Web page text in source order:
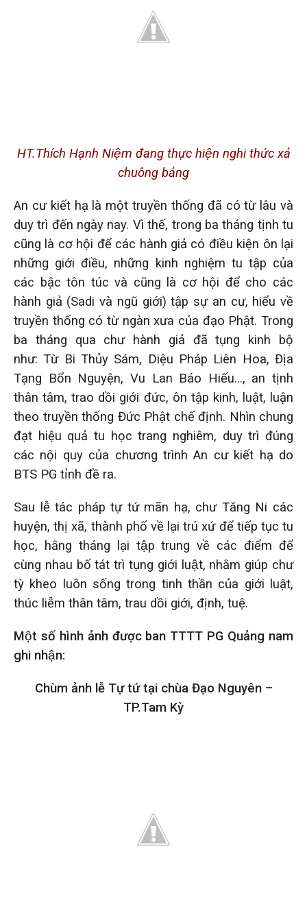
HT.Thích Hạnh Niệm đang thực hiện nghi thức xả
chuông bảng
An cư kiết hạ là một truyền thống đã có từ lâu và
duy trì đến ngày nay. Vì thế, trong ba tháng tịnh tu
cũng là cơ hội để các hành giả có điều kiện ôn lại
những giới điều, những kinh nghiệm tu tập của
các bậc tôn túc và cũng là cơ hội để cho các
hành giả (Sadi và ngũ giới) tập sự an cư, hiểu về
truyền thống có từ ngàn xưa của đạo Phật. Trong
ba tháng qua chư hành giả đã tụng kinh bộ
như: Từ Bi Thủy Sám, Diệu Pháp Liên Hoa, Địa
Tạng Bổn Nguyện, Vu Lan Báo Hiếu…, an tịnh
thân tâm, trao dồi giới đức, ôn tập kinh, luật, luận
theo truyền thống Đức Phật chế định. Nhìn chung
đạt hiệu quả tu học trang nghiêm, duy trì đúng
các nội quy của chương trình An cư kiết hạ do
BTS PG tỉnh đề ra.
Sau lễ tác pháp tự tứ mãn hạ, chư Tăng Ni các
huyện, thị xã, thành phố về lại trú xứ để tiếp tục tu
học, hằng tháng lại tập trung về các điểm để
cùng nhau bố tát trì tụng giới luật, nhằm giúp chư
tỳ kheo luôn sống trong tinh thần của giới luật,
thúc liễm thân tâm, trau dồi giới, định, tuệ.
Một số hình ảnh được ban TTTT PG Quảng nam
ghi nhận:
Chùm ảnh lễ Tự tứ tại chùa Đạo Nguyên –
TP.Tam Kỳ